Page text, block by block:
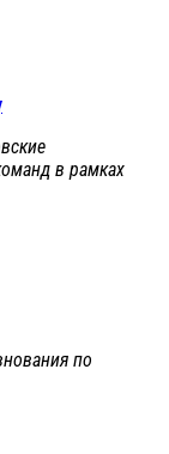
в рамках
по